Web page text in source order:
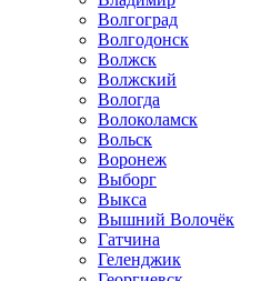
Волгоград
Волгодонск
Волжск
Волжский
Вологда
Волоколамск
Вольск
Воронеж
Выборг
Выкса
Вышний Волочёк
Гатчина
Геленджик